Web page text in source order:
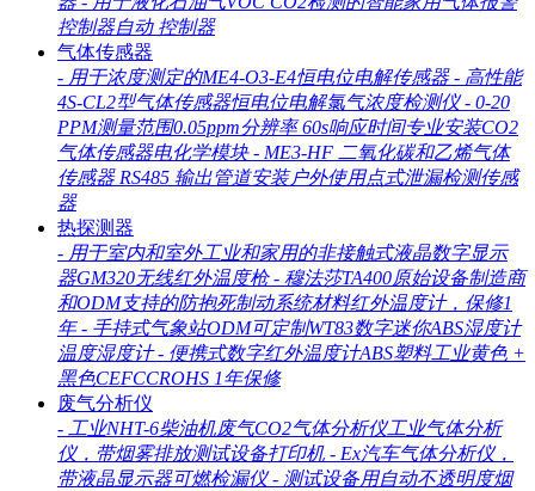
控制器自动 控制器
气体传感器
- 用于浓度测定的ME4-O3-E4恒电位电解传感器 - 高性能
4S-CL2型气体传感器恒电位电解氯气浓度检测仪 - 0-20
PPM测量范围0.05ppm分辨率 60s响应时间专业安装CO2
气体传感器电化学模块 - ME3-HF 二氧化碳和乙烯气体
传感器 RS485 输出管道安装户外使用点式泄漏检测传感
器
热探测器
- 用于室内和室外工业和家用的非接触式液晶数字显示
器GM320无线红外温度枪 - 穆法莎TA400原始设备制造商
和ODM支持的防抱死制动系统材料红外温度计，保修1
年 - 手持式气象站ODM可定制WT83数字迷你ABS湿度计
温度湿度计 - 便携式数字红外温度计ABS塑料工业黄色 +
黑色CEFCCROHS 1年保修
废气分析仪
- 工业NHT-6柴油机废气CO2气体分析仪工业气体分析
仪，带烟雾排放测试设备打印机 - Ex汽车气体分析仪，
带液晶显示器可燃检漏仪 - 测试设备用自动不透明度烟